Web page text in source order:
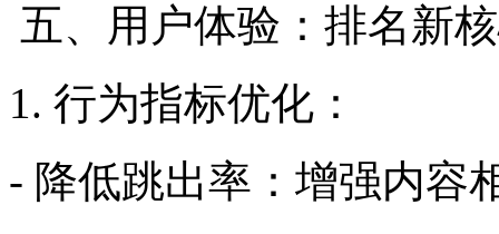
五、用户体验：排名新
1. 行为指标优化：
- 降低跳出率：增强内容